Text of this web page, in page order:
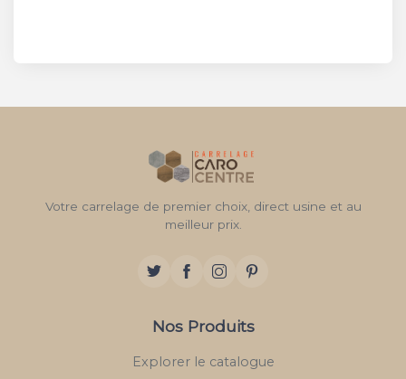
Votre carrelage de premier choix, direct usine et au
meilleur prix.
Nos Produits
Explorer le catalogue